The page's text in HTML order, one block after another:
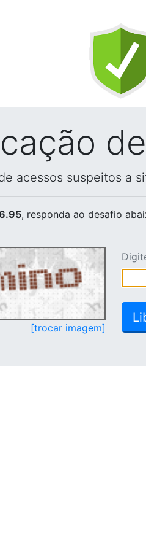
acessos suspeitos a
, responda ao desafio
[trocar imagem]